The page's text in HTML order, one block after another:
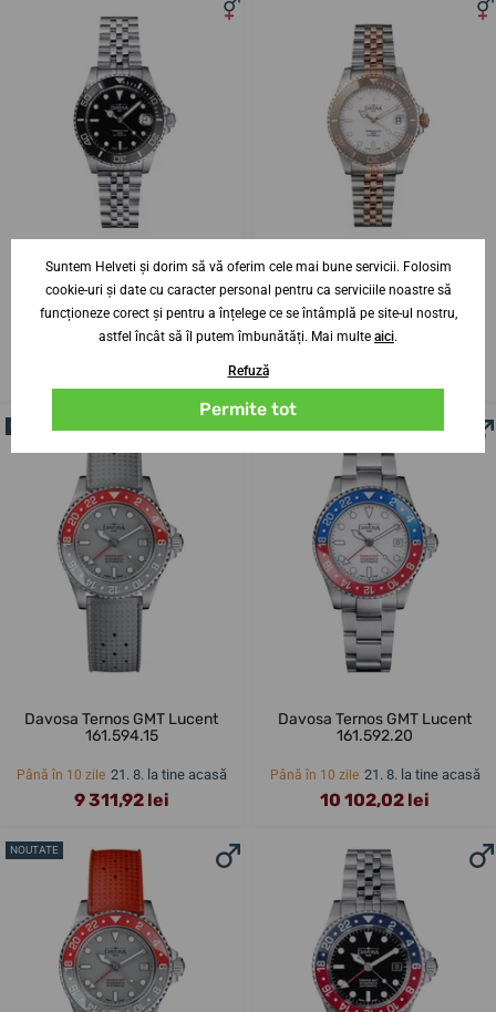
Davosa Ternos Automatic
Medium 166.195.05
Davosa Ternos Automatic
Medium 166.196.02
Davosa Ternos GMT Lucent
161.594.15
Până în 10 zile 21. 8. la tine acasă
9 311,92 lei
Davosa Ternos GMT Lucent
161.592.20
Până în 10 zile 21. 8. la tine acasă
10 102,02 lei
NOUTATE
Suntem Helveti și dorim să vă oferim cele mai bune servicii. Folosim
cookie-uri și date cu caracter personal pentru ca serviciile noastre să
funcționeze corect și pentru a înțelege ce se întâmplă pe site-ul nostru,
astfel încât să îl putem îmbunătăți. Mai multe aici.
Refuză
Permite tot